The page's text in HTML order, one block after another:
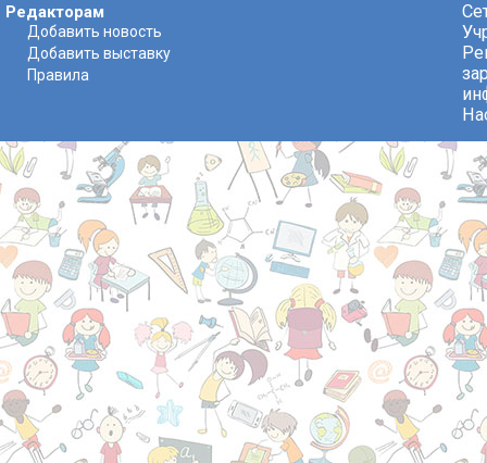
Редакторам
Добавить новость
Добавить выставку
Правила